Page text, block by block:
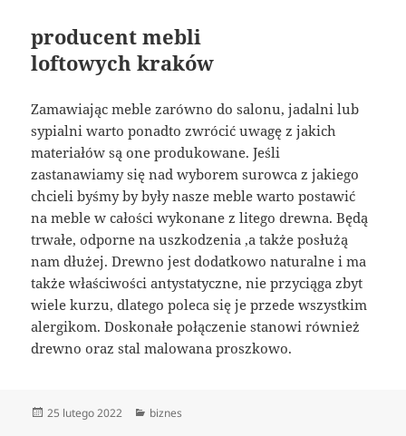
producent mebli
loftowych kraków
Zamawiając meble zarówno do salonu, jadalni lub
sypialni warto ponadto zwrócić uwagę z jakich
materiałów są one produkowane. Jeśli
zastanawiamy się nad wyborem surowca z jakiego
chcieli byśmy by były nasze meble warto postawić
na meble w całości wykonane z litego drewna. Będą
trwałe, odporne na uszkodzenia ,a także posłużą
nam dłużej. Drewno jest dodatkowo naturalne i ma
także właściwości antystatyczne, nie przyciąga zbyt
wiele kurzu, dlatego poleca się je przede wszystkim
alergikom. Doskonałe połączenie stanowi również
drewno oraz stal malowana proszkowo.
Data
25 lutego 2022 Kategorie
biznes